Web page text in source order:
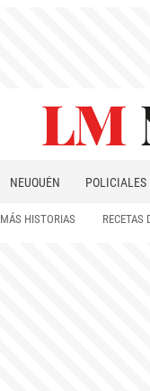
NEUQUÉN POLICIALES
MÁS HISTORIAS RECETAS